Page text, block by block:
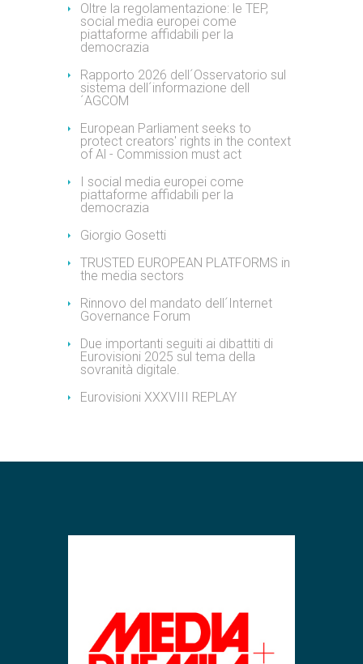
Oltre la regolamentazione: le TEP,
social media europei come
piattaforme affidabili per la
democrazia
Rapporto 2026 dell´Osservatorio sul
sistema dell´informazione dell
´AGCOM
European Parliament seeks to
protect creators' rights in the context
of Al - Commission must act
I social media europei come
piattaforme affidabili per la
democrazia
Giorgio Gosetti
TRUSTED EUROPEAN PLATFORMS in
the media sectors
Rinnovo del mandato dell´Internet
Governance Forum
Due importanti seguiti ai dibattiti di
Eurovisioni 2025 sul tema della
sovranità digitale.
Eurovisioni XXXVIII REPLAY